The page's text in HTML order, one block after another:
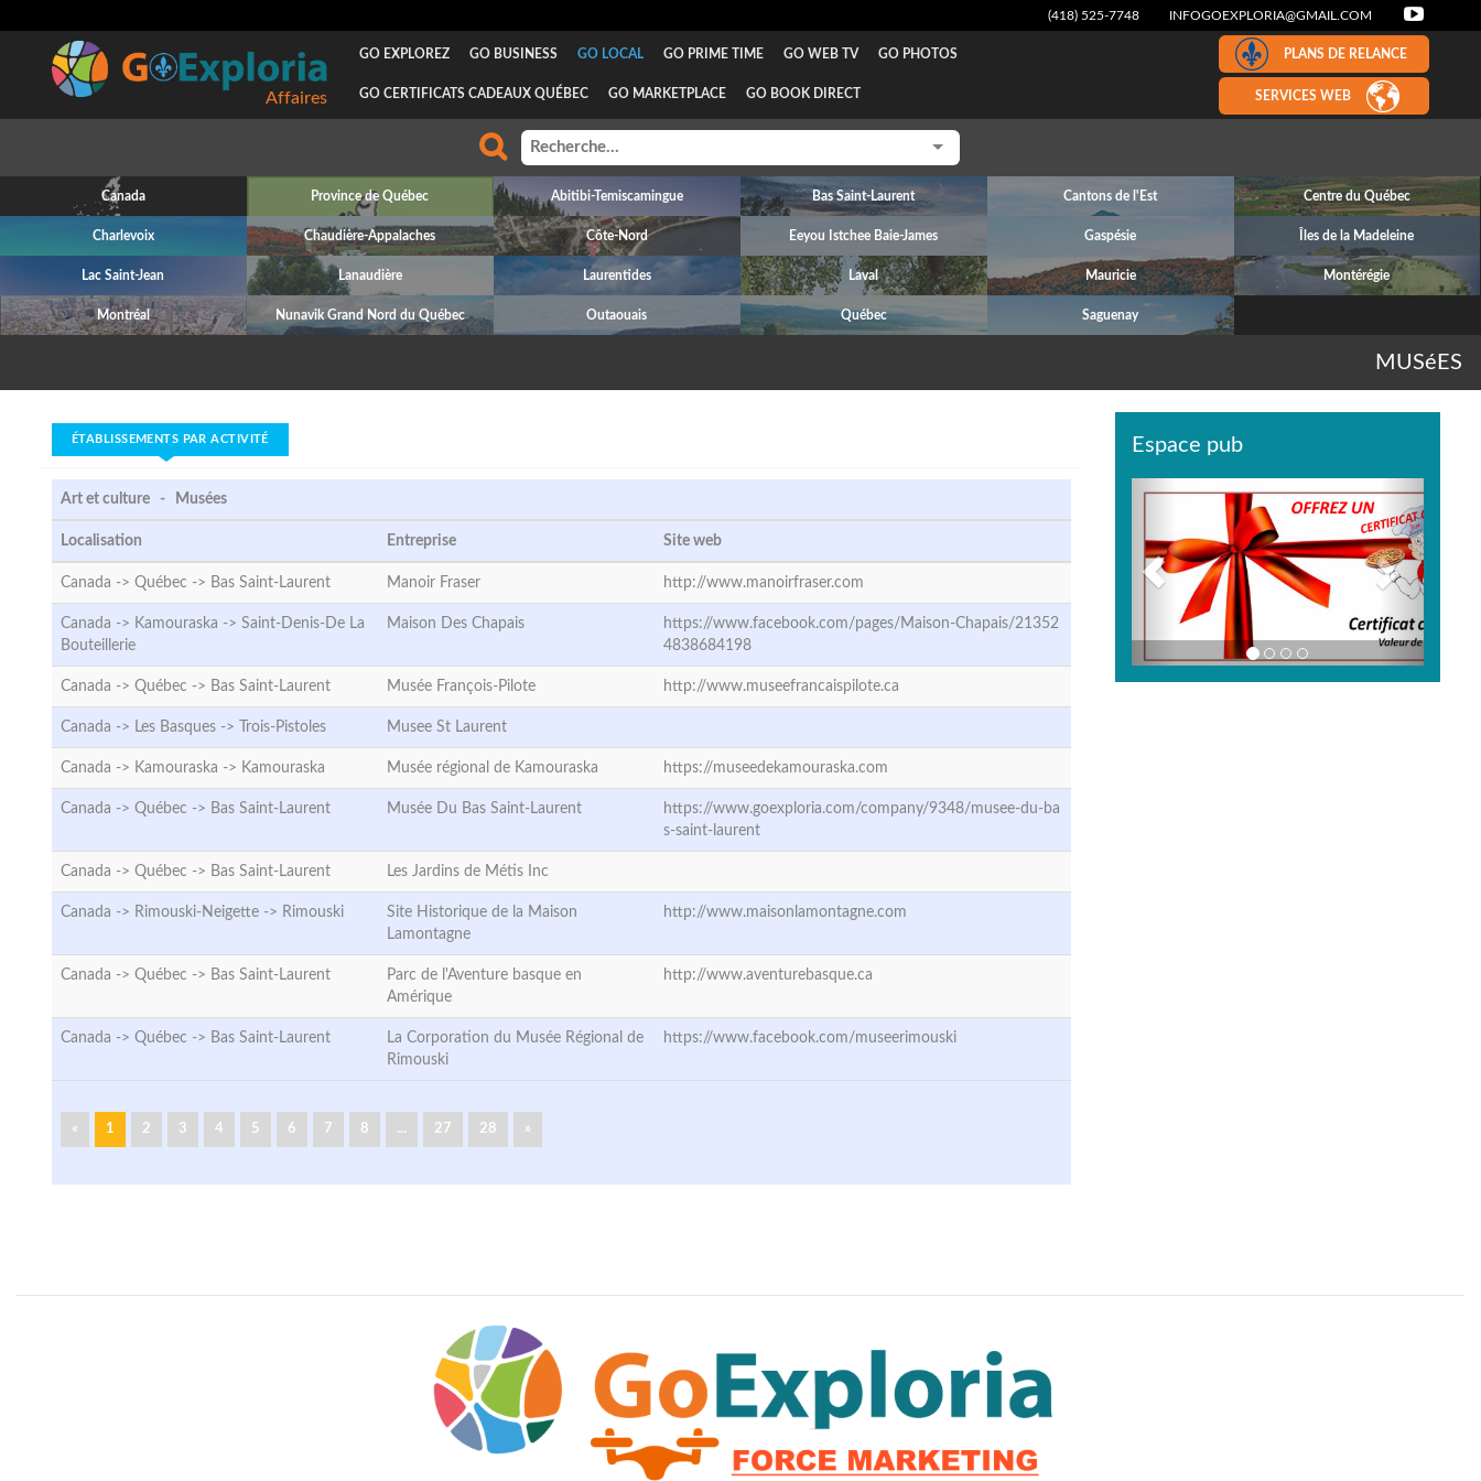
(418) 525-7748 INFOGOEXPLORIA@GMAIL.COM
Affaires
GO EXPLOREZ GO BUSINESS GO LOCAL GO PRIME TIME GO WEB TV GO PHOTOS
GO CERTIFICATS CADEAUX QUÉBEC GO MARKETPLACE GO BOOK DIRECT
PLANS DE RELANCE
SERVICES WEB
Canada Province de Québec Abitibi-Temiscamingue Bas Saint-Laurent Cantons de l'Est Centre du Québec
Charlevoix Chaudière-Appalaches Côte-Nord Eeyou Istchee Baie-James Gaspésie Îles de la Madeleine
Lac Saint-Jean Lanaudière Laurentides Laval Mauricie Montérégie
Montréal Nunavik Grand Nord du Québec Outaouais Québec Saguenay
MUSéES
ÉTABLISSEMENTS PAR ACTIVITÉ
Art et culture - Musées
Localisation Entreprise Site web
Canada -> Québec -> Bas Saint-Laurent Manoir Fraser http://www.manoirfraser.com
Canada -> Kamouraska -> Saint-Denis-De La
Bouteillerie
Maison Des Chapais
https://www.facebook.com/pages/Maison-Chapais/21352
4838684198
Canada -> Québec -> Bas Saint-Laurent Musée François-Pilote http://www.museefrancaispilote.ca
Canada -> Les Basques -> Trois-Pistoles Musee St Laurent
Canada -> Kamouraska -> Kamouraska Musée régional de Kamouraska https://museedekamouraska.com
Canada -> Québec -> Bas Saint-Laurent Musée Du Bas Saint-Laurent
https://www.goexploria.com/company/9348/musee-du-ba
s-saint-laurent
Canada -> Québec -> Bas Saint-Laurent Les Jardins de Métis Inc
Canada -> Rimouski-Neigette -> Rimouski
Site Historique de la Maison
Lamontagne
http://www.maisonlamontagne.com
Canada -> Québec -> Bas Saint-Laurent
Parc de l'Aventure basque en
Amérique
http://www.aventurebasque.ca
Canada -> Québec -> Bas Saint-Laurent
La Corporation du Musée Régional de
Rimouski
https://www.facebook.com/museerimouski
« 1 2 3 4 5 6 7 8 ... 27 28 »
Espace pub
Previous
Next